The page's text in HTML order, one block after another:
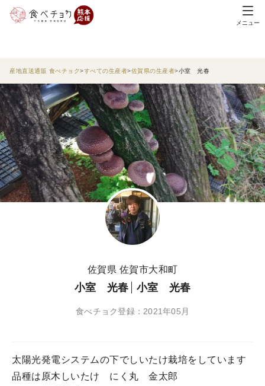
メニュー
産地直送通販 食べチョク すべての生産者 佐賀県の生産者 小室 光春
佐賀県 佐賀市大和町
小室 光春 小室 光春
食べチョク登録：2021年05月
太陽光発電システムの下でしいたけ栽培をしています
品種は原木しいたけ にく丸 金太郎